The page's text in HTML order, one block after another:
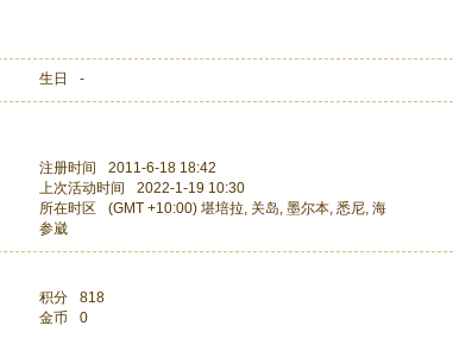
生日 -
注册时间
2011-6-18 18:42
上次活动时间
2022-1-19 10:30
所在时区
(GMT +10:00) 堪培拉, 关岛, 墨尔本, 悉尼, 海
参崴
积分
818
金币 0